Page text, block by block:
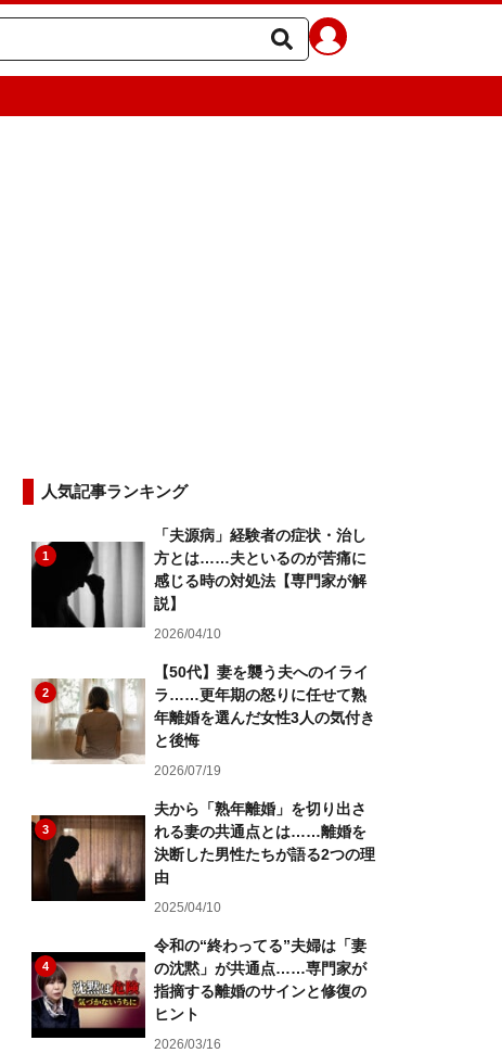
人気記事ランキング
1
「夫源病」経験者の症状・治し
方とは……夫といるのが苦痛に
感じる時の対処法【専門家が解
説】
2026/04/10
2
【50代】妻を襲う夫へのイライ
ラ……更年期の怒りに任せて熟
年離婚を選んだ女性3人の気付き
と後悔
2026/07/19
3
夫から「熟年離婚」を切り出さ
れる妻の共通点とは……離婚を
決断した男性たちが語る2つの理
由
2025/04/10
4
令和の“終わってる”夫婦は「妻
の沈黙」が共通点……専門家が
指摘する離婚のサインと修復の
ヒント
2026/03/16